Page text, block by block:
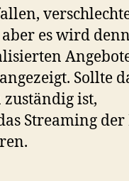
es wird
Sollte
zuständig ist,
Streaming